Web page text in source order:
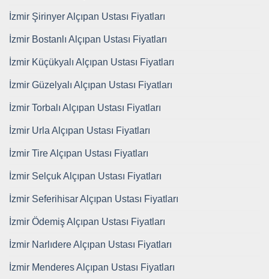
İzmir Şirinyer Alçıpan Ustası Fiyatları
İzmir Bostanlı Alçıpan Ustası Fiyatları
İzmir Küçükyalı Alçıpan Ustası Fiyatları
İzmir Güzelyalı Alçıpan Ustası Fiyatları
İzmir Torbalı Alçıpan Ustası Fiyatları
İzmir Urla Alçıpan Ustası Fiyatları
İzmir Tire Alçıpan Ustası Fiyatları
İzmir Selçuk Alçıpan Ustası Fiyatları
İzmir Seferihisar Alçıpan Ustası Fiyatları
İzmir Ödemiş Alçıpan Ustası Fiyatları
İzmir Narlıdere Alçıpan Ustası Fiyatları
İzmir Menderes Alçıpan Ustası Fiyatları